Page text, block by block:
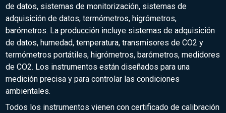
de datos, sistemas de monitorización, sistemas de
adquisición de datos, termómetros, higrómetros,
barómetros. La producción incluye sistemas de adquisición
de datos, humedad, temperatura, transmisores de CO2 y
termómetros portátiles, higrómetros, barómetros, medidores
de CO2. Los instrumentos están diseñados para una
medición precisa y para controlar las condiciones
ambientales.
Todos los instrumentos vienen con certificado de calibración